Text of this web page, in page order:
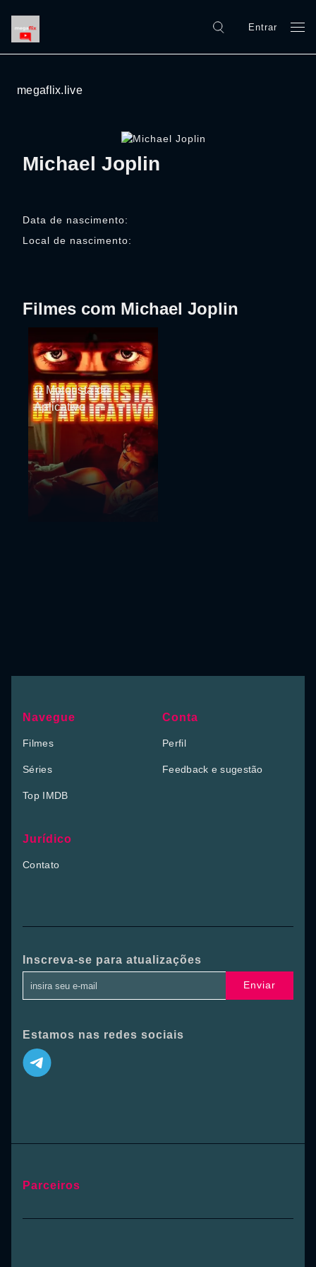
Entrar
megaflix.live
Michael Joplin
Data de nascimento:
Local de nascimento:
Filmes com Michael Joplin
O Motorista de
Aplicativo
Navegue
Filmes
Séries
Top IMDB
Conta
Perfil
Feedback e sugestão
Jurídico
Contato
Inscreva-se para atualizações
Enviar
Estamos nas redes sociais
Parceiros